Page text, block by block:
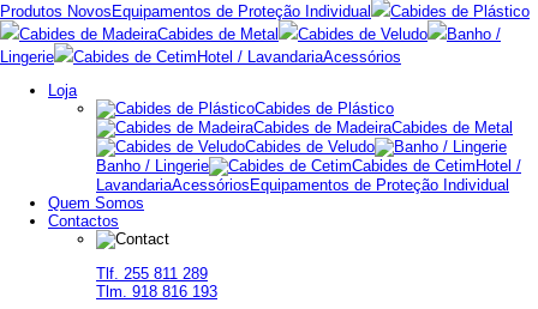
Produtos Novos Equipamentos de Proteção Individual
Cabides de Plástico
Cabides de MadeiraCabides de Metal Cabides de Veludo
Banho /
Lingerie
Cabides de Cetim Hotel / LavandariaAcessórios
Loja
Cabides de Plástico
Cabides de MadeiraCabides de Metal
Cabides de Veludo
Banho / Lingerie
Cabides de Cetim Hotel /
LavandariaAcessórios Equipamentos de Proteção Individual
Quem Somos
Contactos
Tlf. 255 811 289
Tlm. 918 816 193